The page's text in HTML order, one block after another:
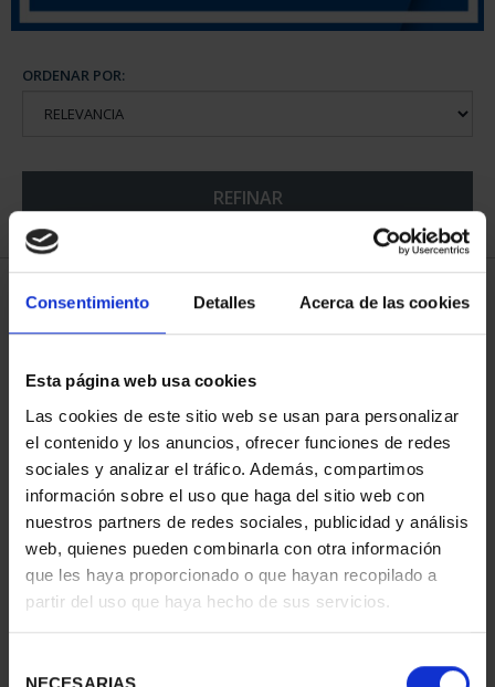
Consentimiento Detalles Acerca de las cookies
Esta página web usa cookies
Las cookies de este sitio web se usan para personalizar
el contenido y los anuncios, ofrecer funciones de redes
sociales y analizar el tráfico. Además, compartimos
información sobre el uso que haga del sitio web con
nuestros partners de redes sociales, publicidad y análisis
web, quienes pueden combinarla con otra información
que les haya proporcionado o que hayan recopilado a
partir del uso que haya hecho de sus servicios.
ORDENAR POR:
REFINAR
6 Productos encontrados
CIUDADES PATRIMONIO
II - CUENCA
73,00 €
CIUDADES PATRIMONIO
II - SALAMANCA
73,00 €